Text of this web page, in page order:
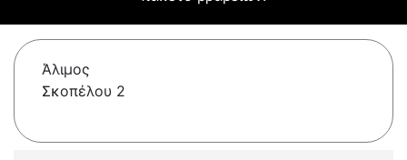
Άλιμος
Σκοπέλου 2